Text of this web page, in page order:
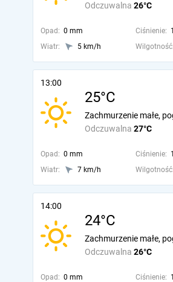
Odczuwalna 26°C
Opad: 0 mm Ciśnienie:
Wiatr:
5 km/h Wilgotność:
13:00
25°C
Odczuwalna 27°C
Zachmurzenie małe,
Opad: 0 mm Ciśnienie:
Wiatr:
7 km/h Wilgotność:
14:00
24°C
Odczuwalna 26°C
Zachmurzenie małe,
Opad: 0 mm Ciśnienie: